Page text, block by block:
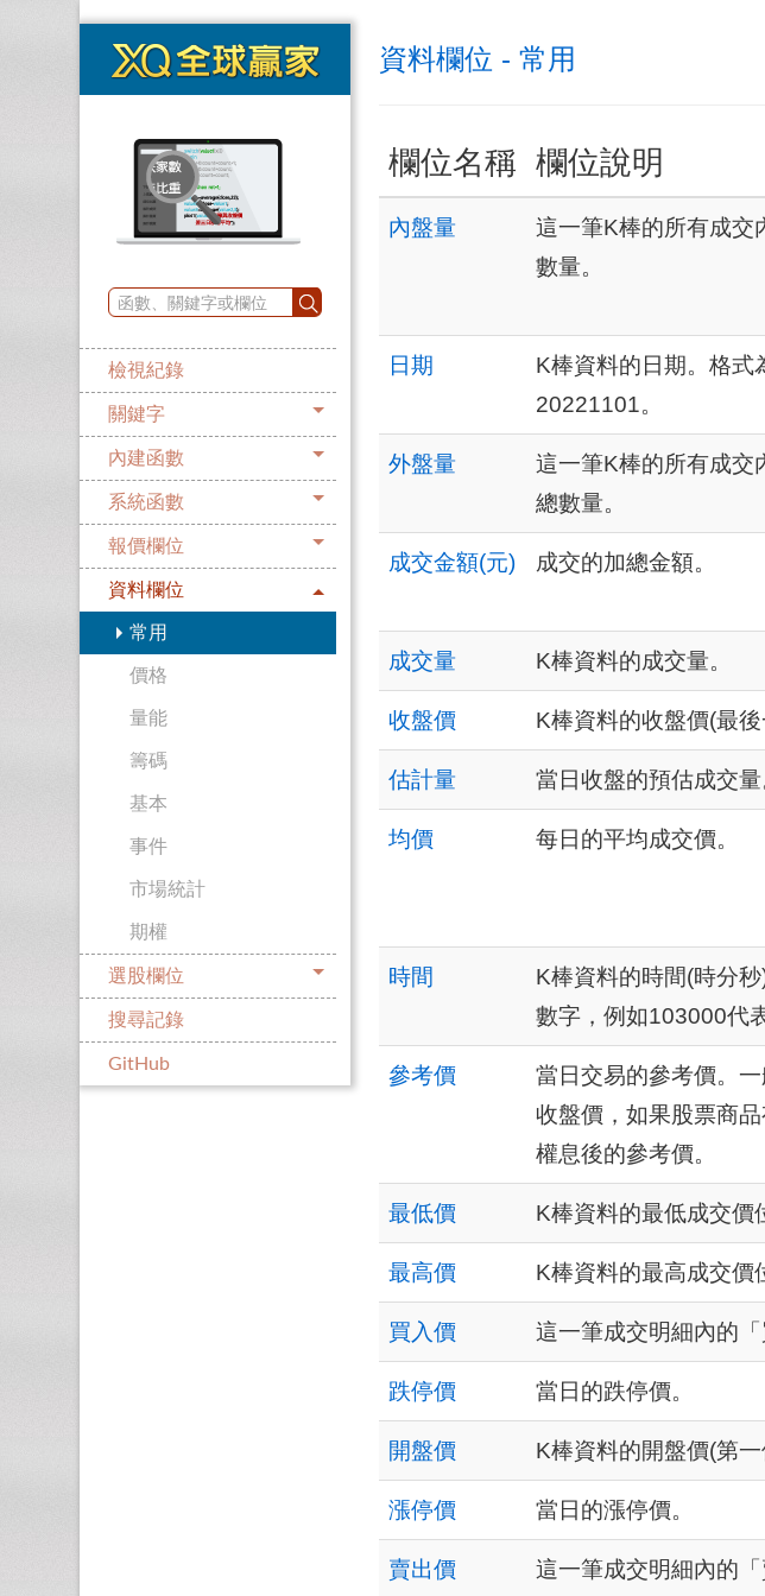
檢視紀錄
關鍵字
內建函數
系統函數
報價欄位
資料欄位
常用
價格
量能
籌碼
基本
事件
市場統計
期權
選股欄位
搜尋記錄
GitHub
資料欄位 - 常用
欄位名稱 欄位說明
內盤量
這一筆K棒的所有成交
數量。
日期
K棒資料的日期。格式
20221101。
外盤量
這一筆K棒的所有成交
總數量。
成交金額(元) 成交的加總金額。
成交量 K棒資料的成交量。
收盤價 K棒資料的收盤價(最後
估計量 當日收盤的預估成交量
均價 每日的平均成交價。
時間
K棒資料的時間(時分
數字，例如103000代
參考價
當日交易的參考價。
收盤價，如果股票商
權息後的參考價。
最低價 K棒資料的最低成交價
最高價 K棒資料的最高成交價
買入價 這一筆成交明細內的「
跌停價 當日的跌停價。
開盤價 K棒資料的開盤價(第一
漲停價 當日的漲停價。
賣出價 這一筆成交明細內的「